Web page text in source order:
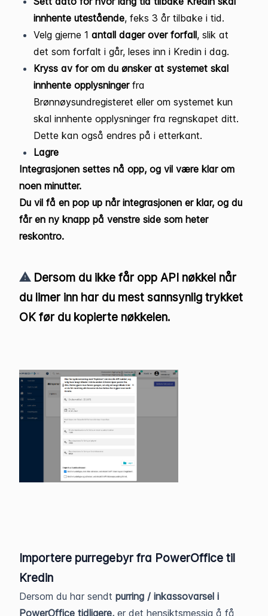
innhente utestående, feks 3 år tilbake i tid.
Velg gjerne 1 antall dager over forfall, slik at
det som forfalt i går, leses inn i Kredin i dag.
Kryss av for om du ønsker at systemet skal
innhente opplysningerfra
Brønnøysundregisteret eller om systemet kun
skal innhente opplysninger fra regnskapet ditt.
Dette kan også endres på i etterkant.
Lagre
Integrasjonen settes nå opp, og vil være klar om
noen minutter.
Du vil få en pop up når integrasjonen er klar, og du
får en ny knapp på venstre side som heter
reskontro.
⚠️ Dersom du ikke får opp API nøkkel når
du limer inn har du mest sannsynlig trykket
OK før du kopierte nøkkelen.
Importere purregebyr fra PowerOffice til
Kredin
Dersom du har sendt purring / inkassovarsel i
PowerOffice tidligere, er det hensiktsmessig å få